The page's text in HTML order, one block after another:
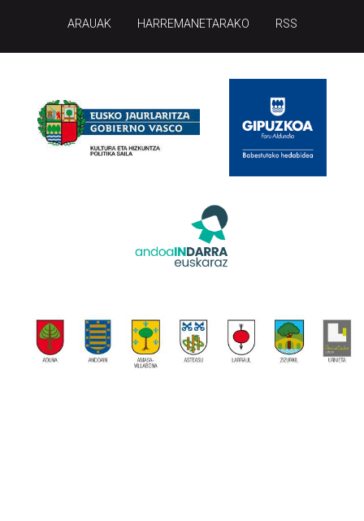
ARAUAK HARREMANETARAKO RSS